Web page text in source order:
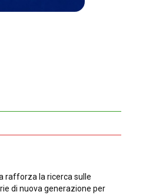
rafforza la ricerca sulle
di nuova generazione per